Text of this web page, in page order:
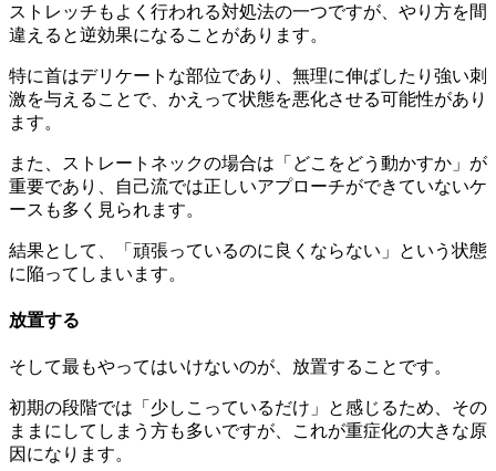
ストレッチもよく行われる対処法の一つですが、やり方を間
違えると逆効果になることがあります。
特に首はデリケートな部位であり、無理に伸ばしたり強い刺
激を与えることで、かえって状態を悪化させる可能性があり
ます。
また、ストレートネックの場合は「どこをどう動かすか」が
重要であり、自己流では正しいアプローチができていないケ
ースも多く見られます。
結果として、「頑張っているのに良くならない」という状態
に陥ってしまいます。
放置する
そして最もやってはいけないのが、放置することです。
初期の段階では「少しこっているだけ」と感じるため、その
ままにしてしまう方も多いですが、これが重症化の大きな原
因になります。